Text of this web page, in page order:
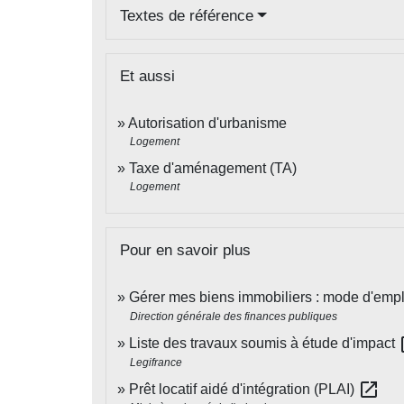
Textes de référence
Et aussi
Autorisation d'urbanisme
Logement
Taxe d'aménagement (TA)
Logement
Pour en savoir plus
Gérer mes biens immobiliers : mode
Direction générale des finances publiques
Liste des travaux soumis à étude d'impact
Legifrance
Prêt locatif aidé d'intégration (PLAI) open_in_new